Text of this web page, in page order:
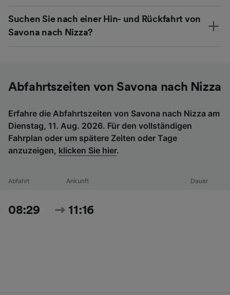
Suchen Sie nach einer Hin- und Rückfahrt von
Savona nach Nizza?
Abfahrtszeiten von Savona nach Nizza
Erfahre die Abfahrtszeiten von Savona nach Nizza am
Dienstag, 11. Aug. 2026. Für den vollständigen
Fahrplan oder um spätere Zeiten oder Tage
anzuzeigen, klicken Sie hier.
Abfahrt Ankunft Dauer
08:29 11:16